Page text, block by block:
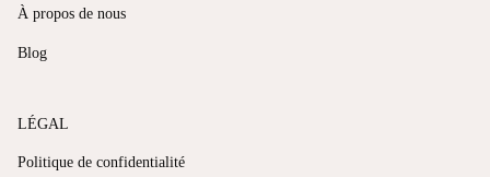
À propos de nous
Blog
LÉGAL
Politique de confidentialité